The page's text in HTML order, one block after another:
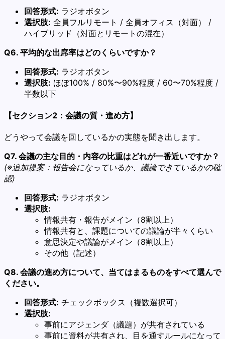
回答形式: ラジオボタン
選択肢: 全員フルリモート / 全員オフィス（対面） /
ハイブリッド（対面とリモートの混在）
Q6. 平均的な出席率はどのくらいですか？
回答形式: ラジオボタン
選択肢: ほぼ100% / 80%〜90%程度 / 60〜70%程度 /
半数以下
【セクション2：会議の質・進め方】
どうやって会議を回しているかの実態を聞き出します。
Q7. 会議の主な目的・内容の比重はどれが一番近いですか？
(※追加提案：報告会になっているか、議論できているかの確
認)
回答形式: ラジオボタン
選択肢:
情報共有・報告がメイン（8割以上）
情報共有と、課題についての議論が半々くらい
意思決定や議論がメイン（8割以上）
その他（記述）
Q8. 会議の進め方について、当てはまるものをすべて選んで
ください。
回答形式: チェックボックス（複数選択可）
選択肢:
事前にアジェンダ（議題）が共有されている
事前に資料が共有され、目を通すルールになって